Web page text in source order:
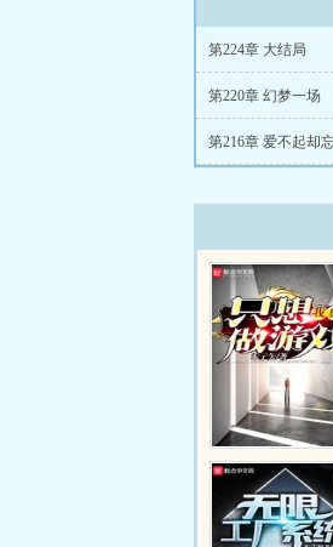
第224章 大结局
第220章 幻梦一场
第216章 爱不起却